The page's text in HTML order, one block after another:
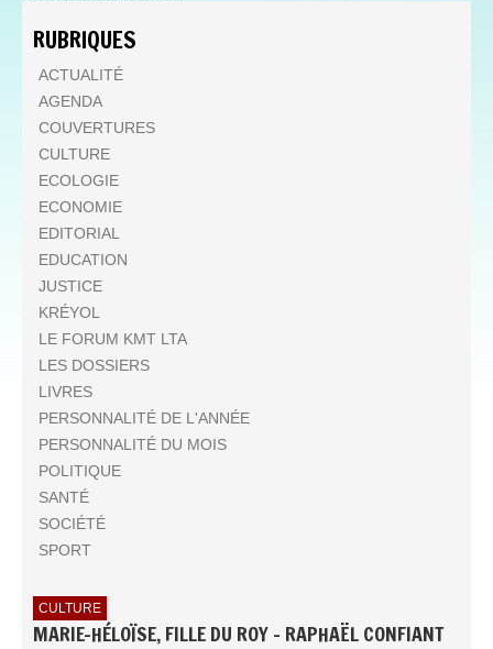
RUBRIQUES
ACTUALITÉ
AGENDA
COUVERTURES
CULTURE
ECOLOGIE
ECONOMIE
EDITORIAL
EDUCATION
JUSTICE
KRÉYOL
LE FORUM KMT LTA
LES DOSSIERS
LIVRES
PERSONNALITÉ DE L'ANNÉE
PERSONNALITÉ DU MOIS
POLITIQUE
SANTÉ
SOCIÉTÉ
SPORT
CULTURE
MARIE-HÉLOÏSE, FILLE DU ROY - RAPHAËL CONFIANT